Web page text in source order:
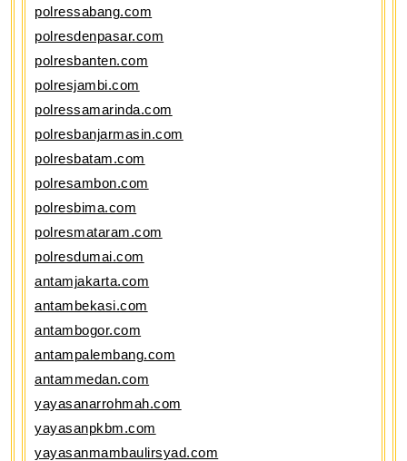
polressabang.com
polresdenpasar.com
polresbanten.com
polresjambi.com
polressamarinda.com
polresbanjarmasin.com
polresbatam.com
polresambon.com
polresbima.com
polresmataram.com
polresdumai.com
antamjakarta.com
antambekasi.com
antambogor.com
antampalembang.com
antammedan.com
yayasanarrohmah.com
yayasanpkbm.com
yayasanmambaulirsyad.com